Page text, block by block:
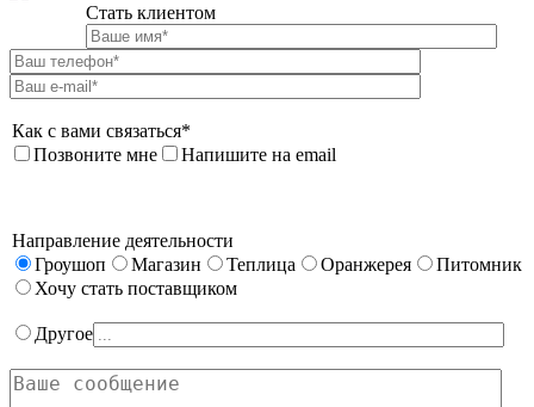
Стать клиентом
Как с вами связаться*
Позвоните мне
Напишите на email
Направление деятельности
Гроушоп
Магазин Теплица Оранжерея
Питомник
Хочу стать поставщиком
Другое